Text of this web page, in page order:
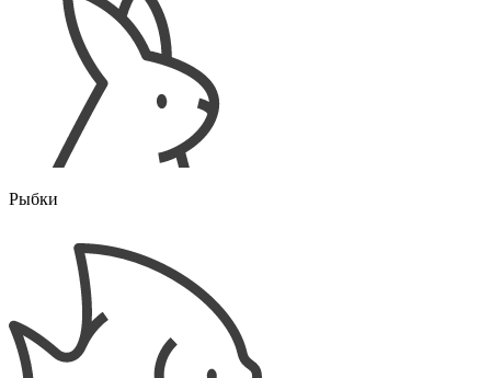
Рыбки